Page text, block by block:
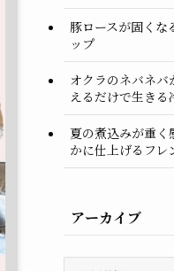
豚ロースが固くな
ップ
オクラのネバネバ
えるだけで生きる
夏の煮込みが重く
かに仕上げるフレ
アーカイブ